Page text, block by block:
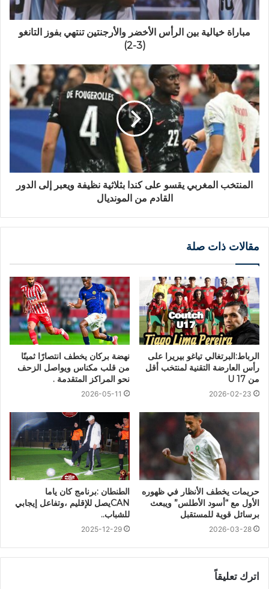
مباراة خيالية بين الرأس الأخضر والأرجنتين تنتهي بفوز التانغو
(3-2)
المنتخب المغربي يقسو على كندا بثلاثية نظيفة ويعبر إلى الدور
القادم من المونديال
مقالات ذات صلة
الرباط:البرتغالي تياغو بيريرا على
رأس العارضة التقنية لمنتخب أقل
من 17 U
2026-02-23
نهضة بركان يخطف انتصارًا ثمينًا
من قلب مكناس ويواصل الزحف
نحو المراكز المتقدمة .
2026-05-11
حريمات يخطف الأنظار في ظهوره
الأول مع “أسود الأطلس” ويبعث
برسائل قوية للمستقبل
2026-03-28
الطنطان :برنامج كان ياما
CANيصل للإقليم ،وتفاعل إيجابي
للشباب..
2025-12-29
اترك تعليقاً